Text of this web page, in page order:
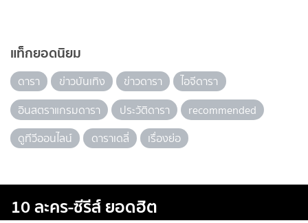
แท็กยอดนิยม
ดารา ข่าวบันเทิง ข่าวดารา
ไอจีดารา
อินสตราแกรมดารา
ประวัติดารา
recommended
ดูทีวีออนไลน์
ดาราเดลี่ เรื่องย่อ
10 ละคร-ซีรีส์ ยอดฮิต